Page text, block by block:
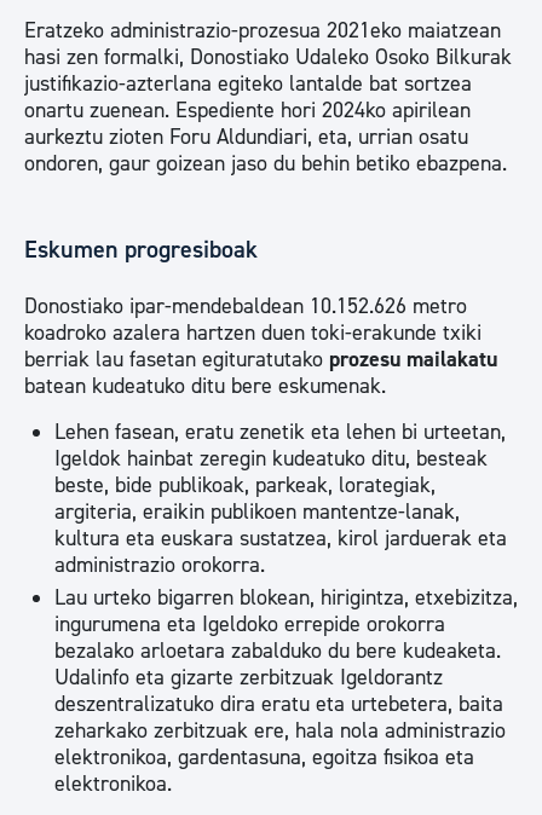
Eratzeko administrazio-prozesua 2021eko maiatzean
hasi zen formalki, Donostiako Udaleko Osoko Bilkurak
justifikazio-azterlana egiteko lantalde bat sortzea
onartu zuenean. Espediente hori 2024ko apirilean
aurkeztu zioten Foru Aldundiari, eta, urrian osatu
ondoren, gaur goizean jaso du behin betiko ebazpena.
Eskumen progresiboak
Donostiako ipar-mendebaldean 10.152.626 metro
koadroko azalera hartzen duen toki-erakunde txiki
berriak lau fasetan egituratutako prozesu mailakatu
batean kudeatuko ditu bere eskumenak.
Lehen fasean, eratu zenetik eta lehen bi urteetan,
Igeldok hainbat zeregin kudeatuko ditu, besteak
beste, bide publikoak, parkeak, lorategiak,
argiteria, eraikin publikoen mantentze-lanak,
kultura eta euskara sustatzea, kirol jarduerak eta
administrazio orokorra.
Lau urteko bigarren blokean, hirigintza, etxebizitza,
ingurumena eta Igeldoko errepide orokorra
bezalako arloetara zabalduko du bere kudeaketa.
Udalinfo eta gizarte zerbitzuak Igeldorantz
deszentralizatuko dira eratu eta urtebetera, baita
zeharkako zerbitzuak ere, hala nola administrazio
elektronikoa, gardentasuna, egoitza fisikoa eta
elektronikoa.